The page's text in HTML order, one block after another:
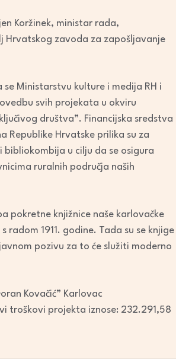
Koržinek, ministar rada,
Hrvatskog zavoda za zapošljavanje
Ministarstvu kulture i medija RH i
svih projekata u okviru
društva”. Financijska sredstva
Republike Hrvatske prilika su za
u cilju da se osigura
ruralnih područja naših
pokretne knjižnice naše karlovačke
1911. godine. Tada su se knjige
pozivu za to će služiti moderno
Kovačić” Karlovac
troškovi projekta iznose: 232.291,58